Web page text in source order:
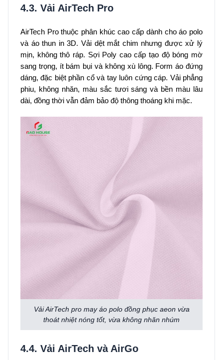
4.3. Vải AirTech Pro
AirTech Pro thuộc phân khúc cao cấp dành cho áo polo
và áo thun in 3D. Vải dệt mắt chim nhưng được xử lý
mịn, không thô ráp. Sợi Poly cao cấp tạo độ bóng mờ
sang trọng, ít bám bụi và không xù lông. Form áo đứng
dáng, đặc biệt phần cổ và tay luôn cứng cáp. Vải phẳng
phiu, không nhăn, màu sắc tươi sáng và bền màu lâu
dài, đồng thời vẫn đảm bảo độ thông thoáng khi mặc.
Vải AirTech pro may áo polo đồng phục aeon vừa
thoát nhiệt nóng tốt, vừa không nhăn nhúm
4.4. Vải AirTech và AirGo